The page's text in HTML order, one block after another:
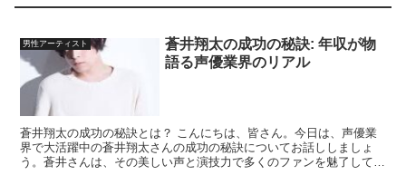
男性アーティスト
蒼井翔太の成功の秘訣: 年収が物
語る声優業界のリアル
蒼井翔太の成功の秘訣とは？ こんにちは、皆さん。今日は、声優業
界で大活躍中の蒼井翔太さんの成功の秘訣についてお話ししましょ
う。蒼井さんは、その美しい声と演技力で多くのファンを魅了してい